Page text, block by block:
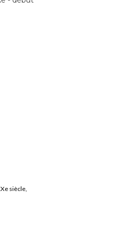
siècle,